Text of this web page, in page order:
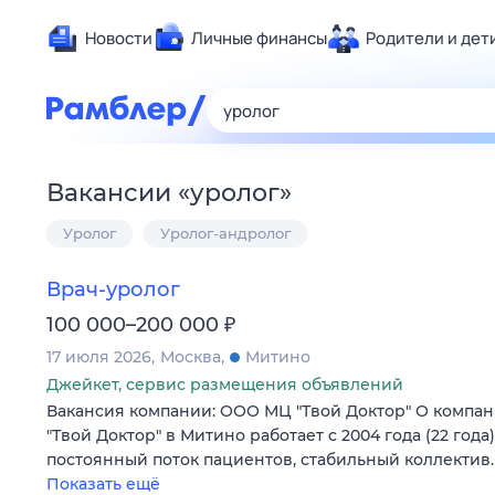
Новости Личные финансы Родители и
Гороскопы
Вакансии «уролог»
Уролог Уролог-андролог
Врач-уролог
100 000–200 000 ₽
17 июля 2026 Москва
Митино
Джейкет, сервис размещения объявлений
Вакансия компании: ООО МЦ "Твой Доктор" О
"Твой Доктор" в Митино работает с 2004 года (22
постоянный поток пациентов, стабильный
Показать ещё